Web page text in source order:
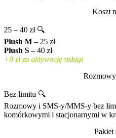
Koszt
25 – 40 zł 🔍
Plush M – 25 zł
Plush S – 40 zł
+0 zł za aktywację usługi
Bez limitu 🔍
Rozmowy i SMS-y/MMS-y bez
komórkowymi i stacjonarnymi w
Pakiet